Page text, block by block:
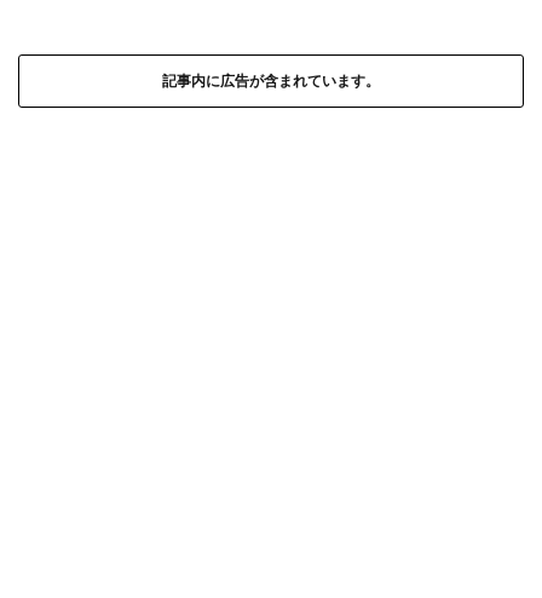
記事内に広告が含まれています。